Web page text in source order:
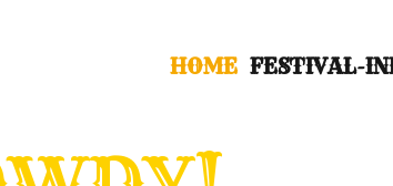
HOME FESTIVAL-